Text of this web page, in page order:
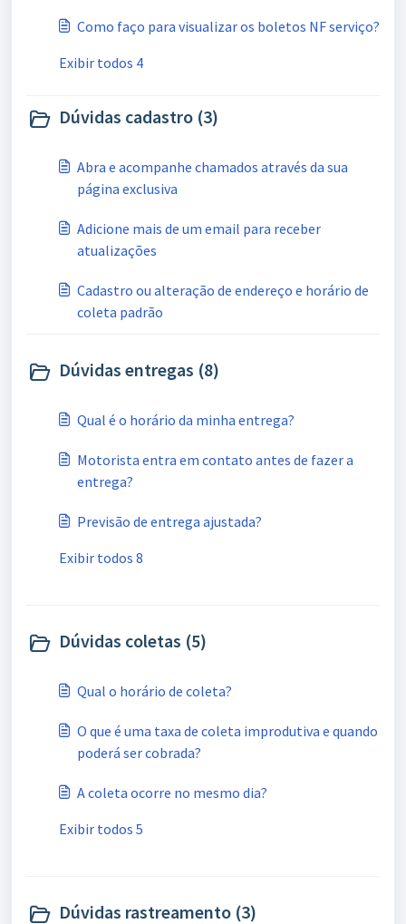
Como faço para visualizar os boletos NF serviço?
Exibir todos 4
Dúvidas cadastro (3)
Abra e acompanhe chamados através da sua
página exclusiva
Adicione mais de um email para receber
atualizações
Cadastro ou alteração de endereço e horário de
coleta padrão
Dúvidas entregas (8)
Qual é o horário da minha entrega?
Motorista entra em contato antes de fazer a
entrega?
Previsão de entrega ajustada?
Exibir todos 8
Dúvidas coletas (5)
Qual o horário de coleta?
O que é uma taxa de coleta improdutiva e quando
poderá ser cobrada?
A coleta ocorre no mesmo dia?
Exibir todos 5
Dúvidas rastreamento (3)